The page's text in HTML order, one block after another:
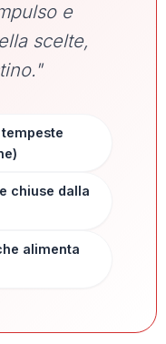
e
scelte,
chiuse dalla
alimenta